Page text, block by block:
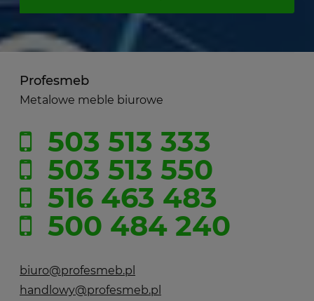
Profesmeb
Metalowe meble biurowe
503 513 333
503 513 550
516 463 483
500 484 240
biuro@profesmeb.pl
handlowy@profesmeb.pl